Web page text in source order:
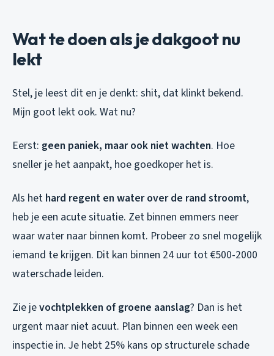
Wat te doen als je dakgoot nu
lekt
Stel, je leest dit en je denkt: shit, dat klinkt bekend.
Mijn goot lekt ook. Wat nu?
Eerst: geen paniek, maar ook niet wachten. Hoe
sneller je het aanpakt, hoe goedkoper het is.
Als het hard regent en water over de rand stroomt,
heb je een acute situatie. Zet binnen emmers neer
waar water naar binnen komt. Probeer zo snel mogelijk
iemand te krijgen. Dit kan binnen 24 uur tot €500-2000
waterschade leiden.
Zie jevochtplekken of groene aanslag? Dan is het
urgent maar niet acuut. Plan binnen een week een
inspectie in. Je hebt 25% kans op structurele schade